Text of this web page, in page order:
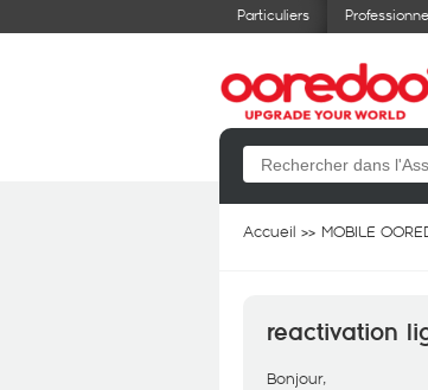
Particuliers
Accueil MOBILE
reactivation
Bonjour,